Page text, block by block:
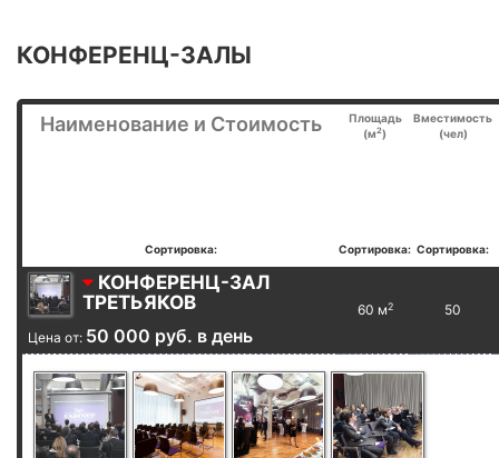
КОНФЕРЕНЦ-ЗАЛЫ
Наименование и Стоимость
Площадь
(м2)
Вместимость
(чел)
Сортировка: Сортировка: Сортировка:
КОНФЕРЕНЦ-ЗАЛ
ТРЕТЬЯКОВ
Цена от: 50 000 руб. в день
60 м2 50